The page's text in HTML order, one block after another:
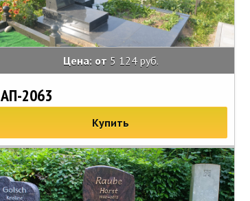
Цена: от 5 124 руб.
АП-2063
Купить